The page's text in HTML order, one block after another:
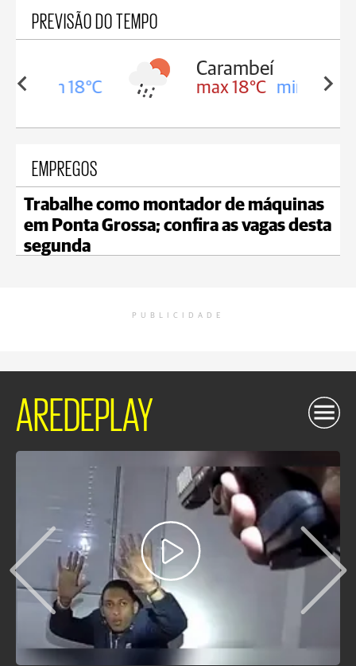
PREVISÃO DO TEMPO
18°C
Carambeí
max 18°C min 17°C
EMPREGOS
Trabalhe como montador de máquinas
em Ponta Grossa; confira as vagas desta
segunda
PUBLICIDADE
AREDEPLAY